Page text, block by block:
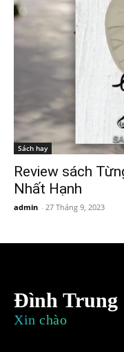
Sách hay
Review sách
Nhất Hạnh
admin - 27 Tháng 9, 2023
Đình Trung
Xin chào